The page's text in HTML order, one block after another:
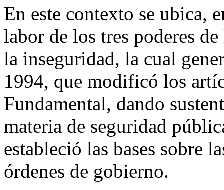
En este contexto se ubica,
labor de los tres poderes
la inseguridad, la cual
1994, que modificó los
Fundamental, dando
materia de seguridad
estableció las bases sobre
órdenes de gobierno.